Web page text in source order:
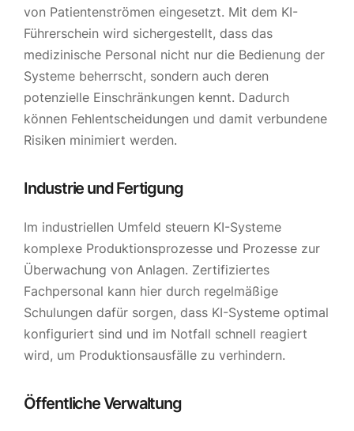
von Patientenströmen eingesetzt. Mit dem KI-
Führerschein wird sichergestellt, dass das
medizinische Personal nicht nur die Bedienung der
Systeme beherrscht, sondern auch deren
potenzielle Einschränkungen kennt. Dadurch
können Fehlentscheidungen und damit verbundene
Risiken minimiert werden.
Industrie und Fertigung
Im industriellen Umfeld steuern KI-Systeme
komplexe Produktionsprozesse und Prozesse zur
Überwachung von Anlagen. Zertifiziertes
Fachpersonal kann hier durch regelmäßige
Schulungen dafür sorgen, dass KI-Systeme optimal
konfiguriert sind und im Notfall schnell reagiert
wird, um Produktionsausfälle zu verhindern.
Öffentliche Verwaltung